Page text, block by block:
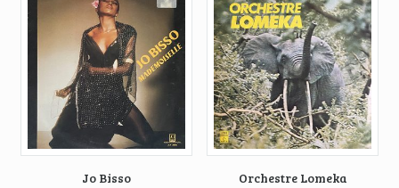
Jo Bisso
Orchestre Lomeka